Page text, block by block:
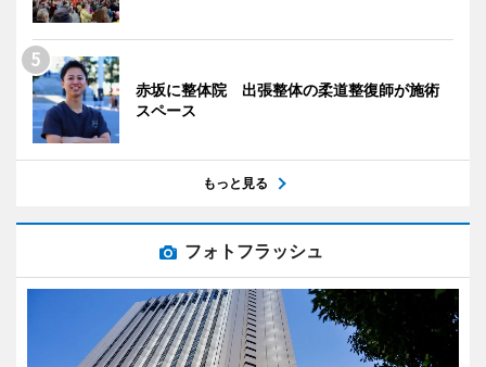
赤坂に整体院 出張整体の柔道整復師が施術
スペース
もっと見る
フォトフラッシュ